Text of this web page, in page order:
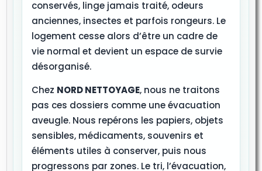
conservés, linge jamais traité, odeurs
anciennes, insectes et parfois rongeurs. Le
logement cesse alors d’être un cadre de
vie normal et devient un espace de survie
désorganisé.
Chez NORD NETTOYAGE, nous ne traitons
pas ces dossiers comme une évacuation
aveugle. Nous repérons les papiers, objets
sensibles, médicaments, souvenirs et
éléments utiles à conserver, puis nous
progressons par zones. Le tri, l’évacuation,